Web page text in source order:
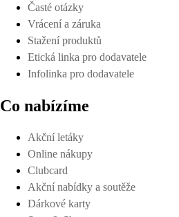
Časté otázky
Vrácení a záruka
Stažení produktů
Etická linka pro dodavatele
Infolinka pro dodavatele
Co nabízíme
Akční letáky
Online nákupy
Clubcard
Akční nabídky a soutěže
Dárkové karty